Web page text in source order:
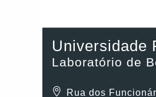
Universidade
Laboratório de
Rua dos